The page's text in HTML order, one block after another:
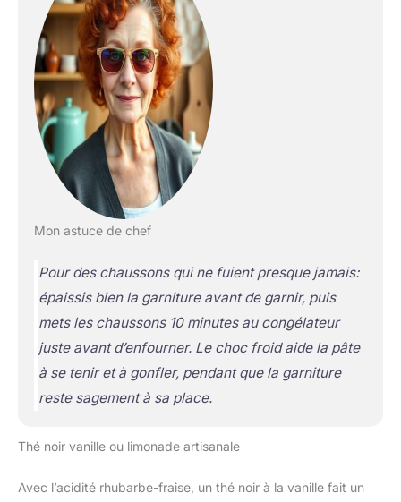
Mon astuce de chef
Pour des chaussons qui ne fuient presque jamais:
épaissis bien la garniture avant de garnir, puis
mets les chaussons 10 minutes au congélateur
juste avant d’enfourner. Le choc froid aide la pâte
à se tenir et à gonfler, pendant que la garniture
reste sagement à sa place.
Thé noir vanille ou limonade artisanale
Avec l’acidité rhubarbe-fraise, un thé noir à la vanille fait un